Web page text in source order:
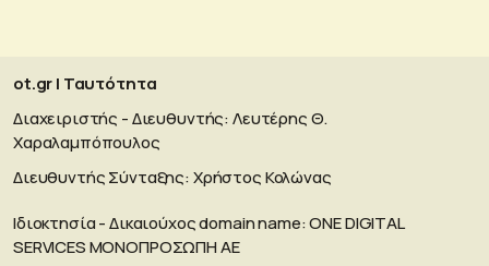
ot.gr | Ταυτότητα
Διαχειριστής - Διευθυντής: Λευτέρης Θ.
Χαραλαμπόπουλος
Διευθυντής Σύνταξης: Χρήστος Κολώνας
Ιδιοκτησία - Δικαιούχος domain name: ΟΝΕ DIGITAL
SERVICES MONOΠΡΟΣΩΠΗ ΑΕ